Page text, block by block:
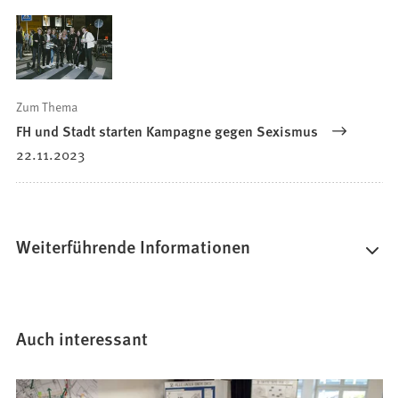
Zum Thema
FH und Stadt starten Kampagne gegen Sexismus
22.11.2023
Weiterführende Informationen
Auch interessant